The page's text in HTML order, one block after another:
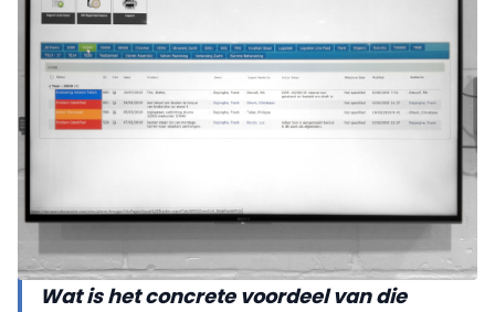
Wat is het concrete voordeel van die